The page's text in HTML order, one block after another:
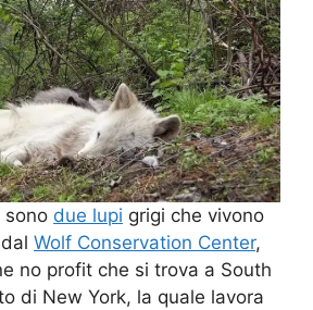
sono due lupi grigi che vivono
Wolf Conservation Center,
no profit che si trova a South
di New York, la quale lavora